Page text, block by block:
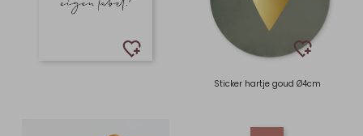
Sticker hartje goud Ø4cm